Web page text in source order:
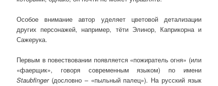
Особое внимание автор уделяет цветовой детализации
других персонажей, например, тёти Элинор, Каприкорна и
Сажерука.
Первым в повествовании появляется «пожиратель огня» (или
«фаерщик», говоря современным языком) по имени
Staubfinger(дословно – «пыльный палец»). На русский язык